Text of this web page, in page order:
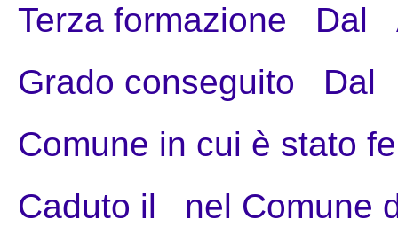
Terza formazione
Dal
Grado conseguito
Dal
Comune in cui è stato
Caduto il
nel Comune